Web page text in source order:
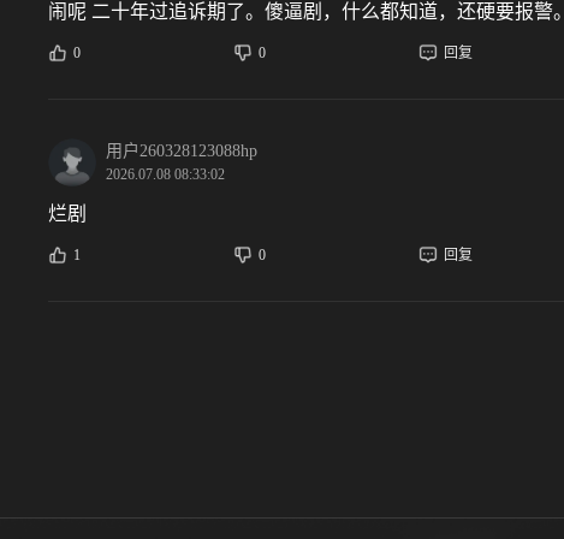
闹呢 二十年过追诉期了。傻逼剧，什么都知道，还硬要报警
0 0 回复
用户260328123088hp
2026.07.08 08:33:02
烂剧
1 0 回复